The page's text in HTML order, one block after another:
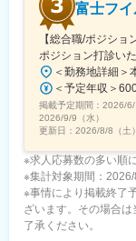
富士フ
【総合職/ポジシ
ポジション打診い
掲載予定期間： 2026/6/
2026/9/9（水）
更新日： 2026/8/8（土）
※求人応募数の多い順
※集計対象期間：2026/
※事情により掲載終了
ざいます。その場合
了承ください。